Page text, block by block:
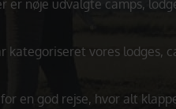
er nøje udvalgte camps,
kategoriseret vores lodges,
en god rejse, hvor alt